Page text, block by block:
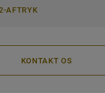
AFTRYK
KONTAKT OS